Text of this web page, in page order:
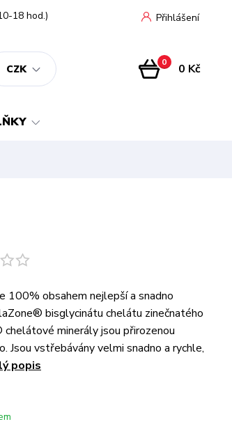
CZK
Přihlášení
18 hod.)
0 0 Kč
100% obsahem nejlepší a snadno
bisglycinátu chelátu zinečnatého
minerály jsou přirozenou
Jsou vstřebávány velmi snadno a rychle,
popis